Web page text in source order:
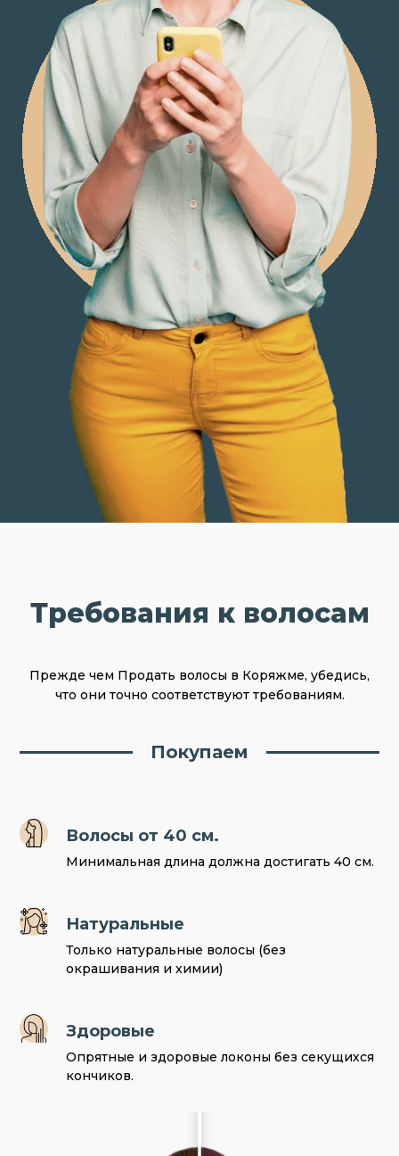
Требования к волосам
Прежде чем Продать волосы в Коряжме, убедись,
что они точно соответствуют требованиям.
Покупаем
Волосы от 40 см.
Минимальная длина должна достигать 40 см.
Натуральные
Только натуральные волосы (без
окрашивания и химии)
Здоровые
Опрятные и здоровые локоны без секущихся
кончиков.